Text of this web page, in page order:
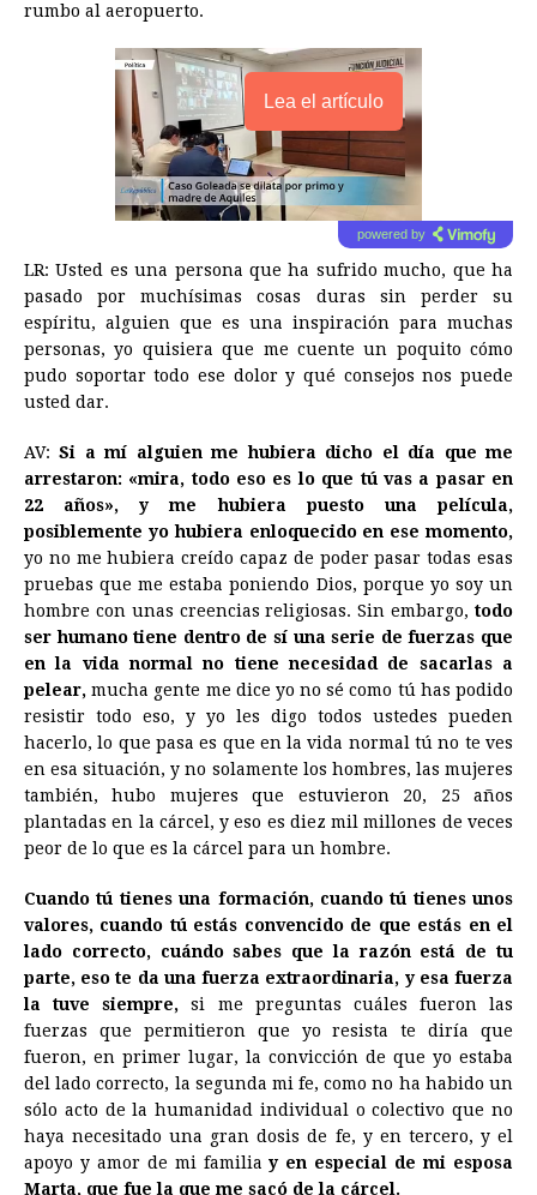
rumbo al aeropuerto.
Lea el artículo
powered by
LR: Usted es una persona que ha sufrido mucho, que ha
pasado por muchísimas cosas duras sin perder su
espíritu, alguien que es una inspiración para muchas
personas, yo quisiera que me cuente un poquito cómo
pudo soportar todo ese dolor y qué consejos nos puede
usted dar.
AV:Si a mí alguien me hubiera dicho el día que me
arrestaron: «mira, todo eso es lo que tú vas a pasar en
22 años», y me hubiera puesto una película,
posiblemente yo hubiera enloquecido en ese momento,
yo no me hubiera creído capaz de poder pasar todas esas
pruebas que me estaba poniendo Dios, porque yo soy un
hombre con unas creencias religiosas. Sin embargo, todo
ser humano tiene dentro de sí una serie de fuerzas que
en la vida normal no tiene necesidad de sacarlas a
pelear, mucha gente me dice yo no sé como tú has podido
resistir todo eso, y yo les digo todos ustedes pueden
hacerlo, lo que pasa es que en la vida normal tú no te ves
en esa situación, y no solamente los hombres, las mujeres
también, hubo mujeres que estuvieron 20, 25 años
plantadas en la cárcel, y eso es diez mil millones de veces
peor de lo que es la cárcel para un hombre.
Cuando tú tienes una formación, cuando tú tienes unos
valores, cuando tú estás convencido de que estás en el
lado correcto, cuándo sabes que la razón está de tu
parte, eso te da una fuerza extraordinaria, y esa fuerza
la tuve siempre, si me preguntas cuáles fueron las
fuerzas que permitieron que yo resista te diría que
fueron, en primer lugar, la convicción de que yo estaba
del lado correcto, la segunda mi fe, como no ha habido un
sólo acto de la humanidad individual o colectivo que no
haya necesitado una gran dosis de fe, y en tercero, y el
apoyo y amor de mi familiay en especial de mi esposa
Marta, que fue la que me sacó de la cárcel.